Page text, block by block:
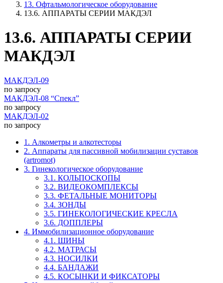
13. Офтальмологическое оборудование
13.6. АППАРАТЫ СЕРИИ МАКДЭЛ
13.6. АППАРАТЫ СЕРИИ
МАКДЭЛ
МАКДЭЛ-09
по запросу
МАКДЭЛ-08 “Спекл”
по запросу
МАКДЭЛ-02
по запросу
1. Алкометры и алкотесторы
2. Аппараты для пассивной мобилизации суставов
(artromot)
3. Гинекологическое оборудование
3.1. КОЛЬПОСКОПЫ
3.2. ВИДЕОКОМПЛЕКСЫ
3.3. ФЕТАЛЬНЫЕ МОНИТОРЫ
3.4. ЗОНДЫ
3.5. ГИНЕКОЛОГИЧЕСКИЕ КРЕСЛА
3.6. ДОППЛЕРЫ
4. Иммобилизационное оборудование
4.1. ШИНЫ
4.2. МАТРАСЫ
4.3. НОСИЛКИ
4.4. БАНДАЖИ
4.5. КОСЫНКИ И ФИКСАТОРЫ